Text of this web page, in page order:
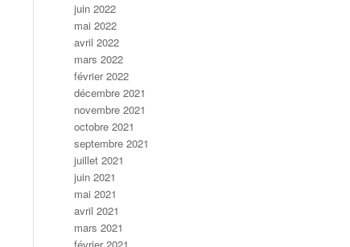
juin 2022
mai 2022
avril 2022
mars 2022
février 2022
décembre 2021
novembre 2021
octobre 2021
septembre 2021
juillet 2021
juin 2021
mai 2021
avril 2021
mars 2021